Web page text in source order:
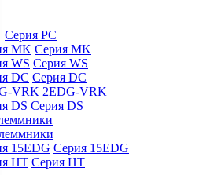
Серия PC
Серия MK
Серия WS
Серия DC
2EDG-VRK
Серия DS
Серия 15EDG
Серия HT